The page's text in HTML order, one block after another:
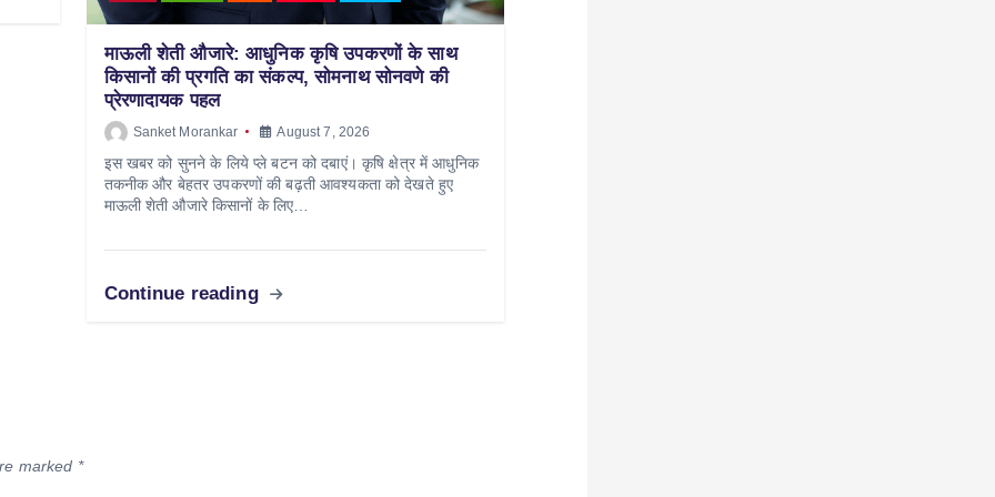
माऊली शेती औजारे: आधुनिक कृषि उपकरणों के साथ
किसानों की प्रगति का संकल्प, सोमनाथ सोनवणे की
प्रेरणादायक पहल
Sanket Morankar August 7, 2026
इस खबर को सुनने के लिये प्ले बटन को दबाएं। कृषि क्षेत्र में आधुनिक
तकनीक और बेहतर उपकरणों की बढ़ती आवश्यकता को देखते हुए
माऊली शेती औजारे किसानों के लिए…
Continue reading
marked *